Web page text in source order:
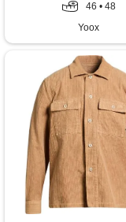
46 • 48
Yoox